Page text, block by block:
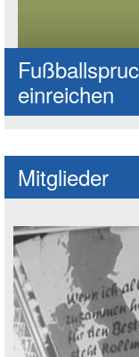
einreichen
Mitglieder